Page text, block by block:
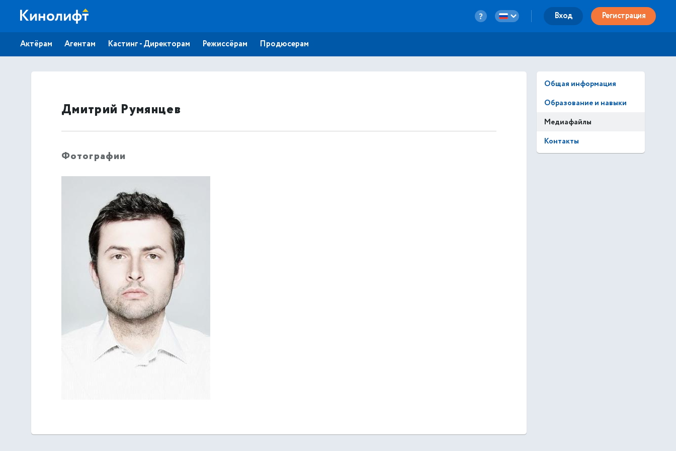
Вход Регистрация
Актёрам Агентам Кастинг - Директорам Режиссёрам Продюсерам
Дмитрий Румянцев
Фотографии
Общая информация
Образование и навыки
Медиафайлы
Контакты